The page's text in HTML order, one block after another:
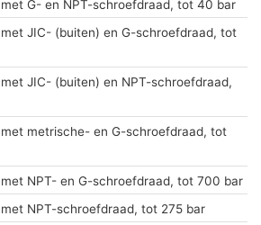
G- en NPT-schroefdraad, tot 40 bar
JIC- (buiten) en G-schroefdraad, tot
JIC- (buiten) en NPT-schroefdraad,
metrische- en G-schroefdraad, tot
NPT- en G-schroefdraad, tot 700 bar
NPT-schroefdraad, tot 275 bar